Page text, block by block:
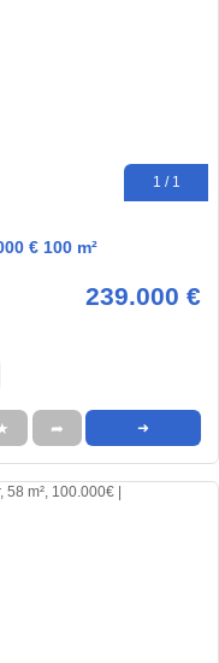
1 / 1
€ 100 m²
239.000 €
➦ ➜